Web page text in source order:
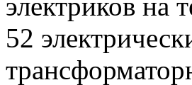
электриков на
52